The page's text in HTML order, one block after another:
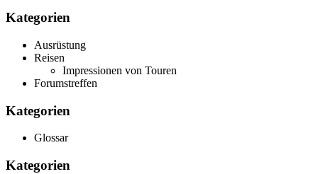
Kategorien
Ausrüstung
Reisen
Impressionen von Touren
Forumstreffen
Kategorien
Glossar
Kategorien